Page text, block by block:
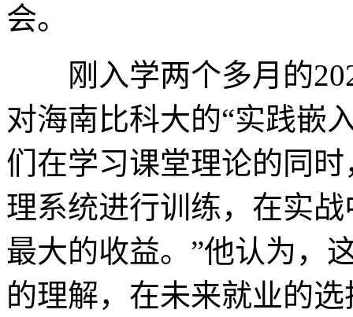
会。
刚入学两个多月的
对海南比科大的“实践嵌
们在学习课堂理论的同
理系统进行训练，在实
最大的收益。”他认为，
的理解，在未来就业的